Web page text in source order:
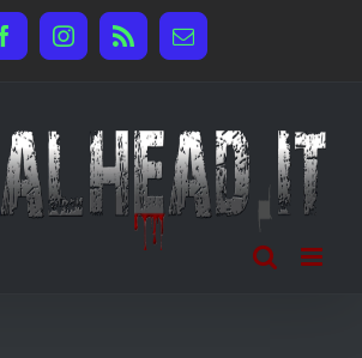
FacebookInstagram
Rss Email